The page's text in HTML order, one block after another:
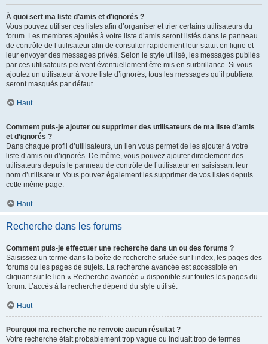
À quoi sert ma liste d’amis et d’ignorés ?
Vous pouvez utiliser ces listes afin d’organiser et trier certains utilisateurs du
forum. Les membres ajoutés à votre liste d’amis seront listés dans le panneau
de contrôle de l’utilisateur afin de consulter rapidement leur statut en ligne et
leur envoyer des messages privés. Selon le style utilisé, les messages publiés
par ces utilisateurs peuvent éventuellement être mis en surbrillance. Si vous
ajoutez un utilisateur à votre liste d’ignorés, tous les messages qu’il publiera
seront masqués par défaut.
Haut
Comment puis-je ajouter ou supprimer des utilisateurs de ma liste d’amis
et d’ignorés ?
Dans chaque profil d’utilisateurs, un lien vous permet de les ajouter à votre
liste d’amis ou d’ignorés. De même, vous pouvez ajouter directement des
utilisateurs depuis le panneau de contrôle de l’utilisateur en saisissant leur
nom d’utilisateur. Vous pouvez également les supprimer de vos listes depuis
cette même page.
Haut
Recherche dans les forums
Comment puis-je effectuer une recherche dans un ou des forums ?
Saisissez un terme dans la boîte de recherche située sur l’index, les pages des
forums ou les pages de sujets. La recherche avancée est accessible en
cliquant sur le lien « Recherche avancée » disponible sur toutes les pages du
forum. L’accès à la recherche dépend du style utilisé.
Haut
Pourquoi ma recherche ne renvoie aucun résultat ?
Votre recherche était probablement trop vague ou incluait trop de termes